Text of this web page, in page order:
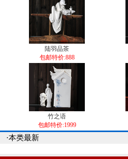
陆羽品茶
包邮特价:888
竹之语
包邮特价:1999
·本类最新